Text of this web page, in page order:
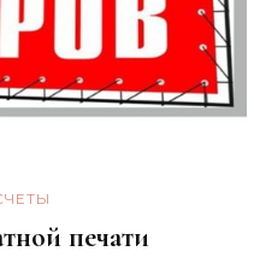
печати